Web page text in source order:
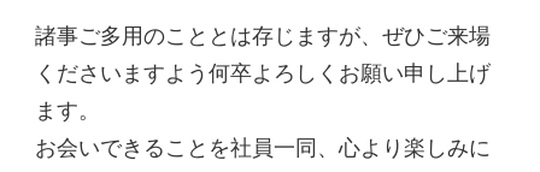
諸事ご多用のこととは存じますが、ぜひご来場
くださいますよう何卒よろしくお願い申し上げ
ます。
お会いできることを社員一同、心より楽しみに